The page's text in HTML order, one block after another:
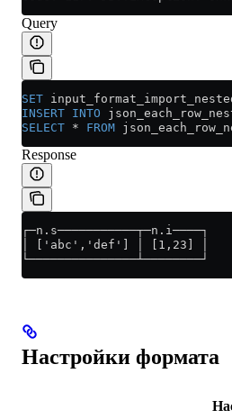
Query
SET
INSERT INTO
SELECT * FROM
Response
┌─n.s───────────┬─n.i────┐
│ ['abc','def'] │ [1,23] │
└───────────────┴────────┘
Настройки формата